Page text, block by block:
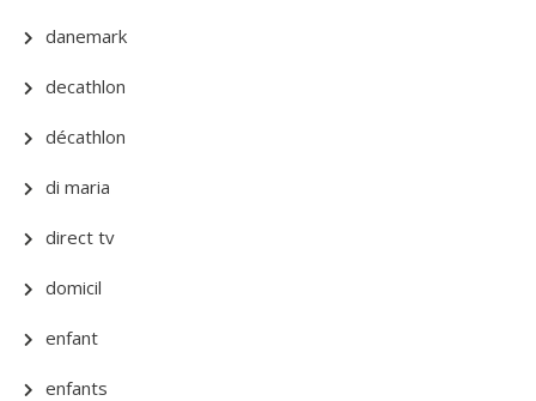
danemark
decathlon
décathlon
di maria
direct tv
domicil
enfant
enfants